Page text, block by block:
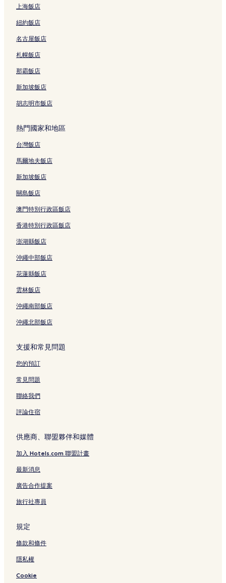
路思義教堂附近的飯店
麗寶樂園附近的飯店
后里區的設有停車場的飯店
新社區的提供免費早餐的飯店
和平區的商務飯店
和平區的設有停車場的飯店
和平區的提供免費早餐的飯店
草悟道附近的設有游泳池的飯店
草悟道附近的提供免費早餐的飯店
草悟道附近的Spa 飯店
草悟道附近的親子飯店
草悟道附近的設有健身中心的飯店
草悟道附近的奢華飯店
草悟道附近的平價飯店
草悟道附近的寵物友善飯店
龍井區的平價飯店
秋紅谷景觀生態公園附近的平價飯店
台中的設有停車場的飯店
台中的Spa 飯店
台中的寵物友善飯店
台中的設有游泳池的飯店
台中的商務飯店
上海飯店
紐約飯店
名古屋飯店
札幌飯店
那霸飯店
新加坡飯店
胡志明市飯店
熱門國家和地區
台灣飯店
馬爾地夫飯店
新加坡飯店
關島飯店
澳門特別行政區飯店
香港特別行政區飯店
澎湖縣飯店
沖繩中部飯店
花蓮縣飯店
雲林飯店
沖繩南部飯店
沖繩北部飯店
支援和常見問題
您的預訂
常見問題
聯絡我們
評論住宿
供應商、聯盟夥伴和媒體
加入 Hotels.com 聯盟計畫
最新消息
廣告合作提案
旅行社專員
規定
條款和條件
隱私權
Cookie